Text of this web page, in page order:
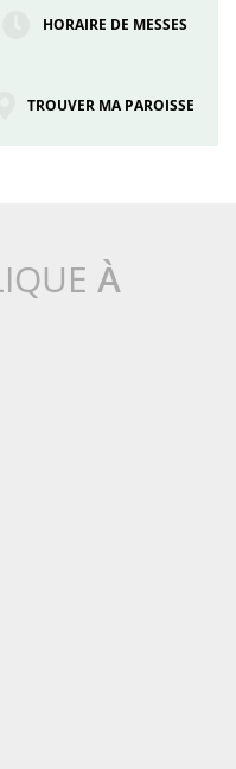
HORAIRE DE MESSES
TROUVER MA PAROISSE
À